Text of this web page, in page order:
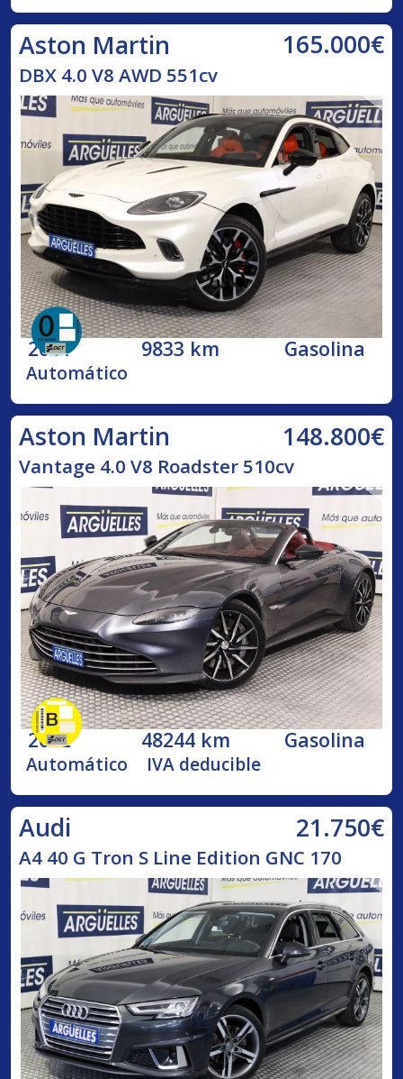
Aston Martin 165.000€
DBX 4.0 V8 AWD 551cv
2021 9833 km Gasolina
Automático
Aston Martin 148.800€
Vantage 4.0 V8 Roadster 510cv
2022 48244 km Gasolina
Automático IVA deducible
Audi 21.750€
A4 40 G Tron S Line Edition GNC 170